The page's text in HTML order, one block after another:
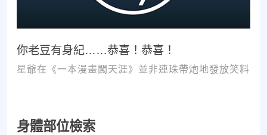
你老豆有身紀……恭喜！恭喜！
星爺在《一本漫畫闖天涯》並非連珠帶炮地發放笑料
身體部位檢索